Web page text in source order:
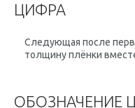
ЦИФРА
Следующая после
толщину плёнки
ОБОЗНАЧЕНИЕ